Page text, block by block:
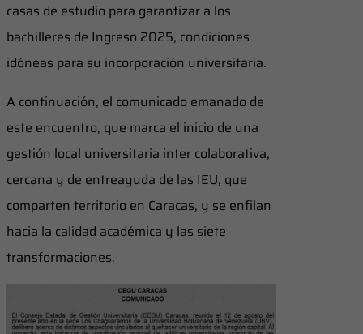
casas de estudio para garantizar a los
bachilleres de Ingreso 2025, condiciones
idóneas para su incorporación universitaria.
A continuación, el comunicado emanado de
este encuentro, que marca el inicio de una
gestión local universitaria inter colaborativa,
cercana y de entreayuda de las IEU, que
comparten territorio en Caracas, y se enfilan
hacia la calidad académica y las siete
transformaciones.